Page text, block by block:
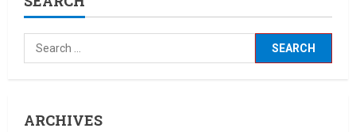
3
vandaag, 12 februari 2026.
ARCHIVES